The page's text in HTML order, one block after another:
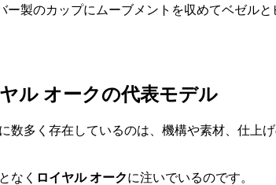
ー製のカップにムーブメントを収めてベゼル
ル オークの代表モデル
数多く存在しているのは、機構や素材、仕上
なく ロイヤル オークに注いでいるのです。